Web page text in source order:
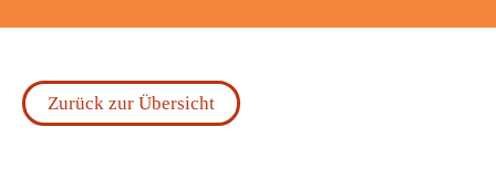
Zurück zur Übersicht